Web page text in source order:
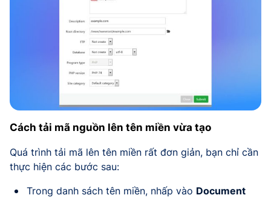
Cách tải mã nguồn lên tên miền vừa tạo
Quá trình tải mã lên tên miền rất đơn giản, bạn chỉ cần
thực hiện các bước sau:
Trong danh sách tên miền, nhấp vào Document